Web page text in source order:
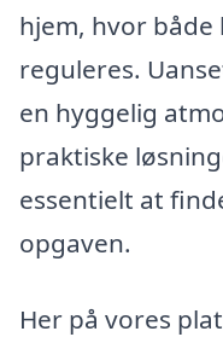
hjem, hvor både
reguleres.
en hyggelig
praktiske
essentielt at
opgaven.
Her på vores